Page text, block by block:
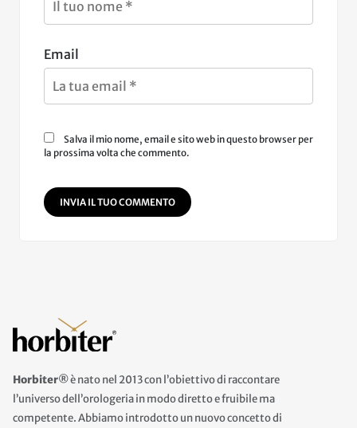
Email
Salva il mio nome, email e sito web in questo browser per
la prossima volta che commento.
INVIA IL TUO COMMENTO
Horbiter®è nato nel 2013 con l’obiettivo di raccontare
l’universo dell’orologeria in modo diretto e fruibile ma
competente. Abbiamo introdotto un nuovo concetto di